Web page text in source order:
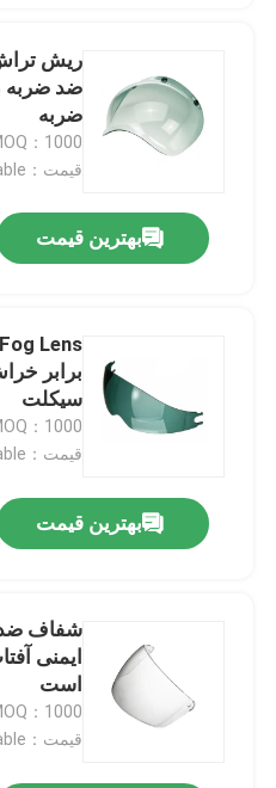
ریش
ضد ضربه
ضربه
：1000
قیمت：negotiable
بهترین قیمت
برابر
سیکلت
：1000
قیمت：negotiable
بهترین قیمت
شفاف ضد
است
：1000
قیمت：negotiable